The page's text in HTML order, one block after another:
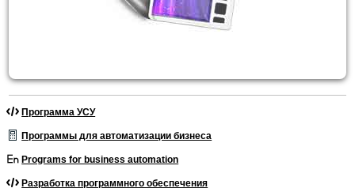
Программа УСУ
Программы для автоматизации бизнеса
Programs for business automation
Разработка программного обеспечения